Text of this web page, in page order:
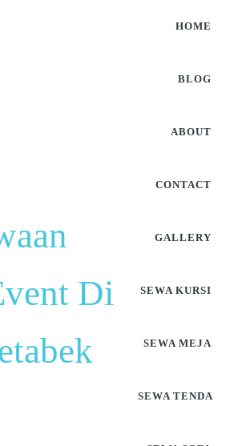
Di
HOME
BLOG
ABOUT
CONTACT
GALLERY
SEWA KURSI
SEWA MEJA
SEWA TENDA